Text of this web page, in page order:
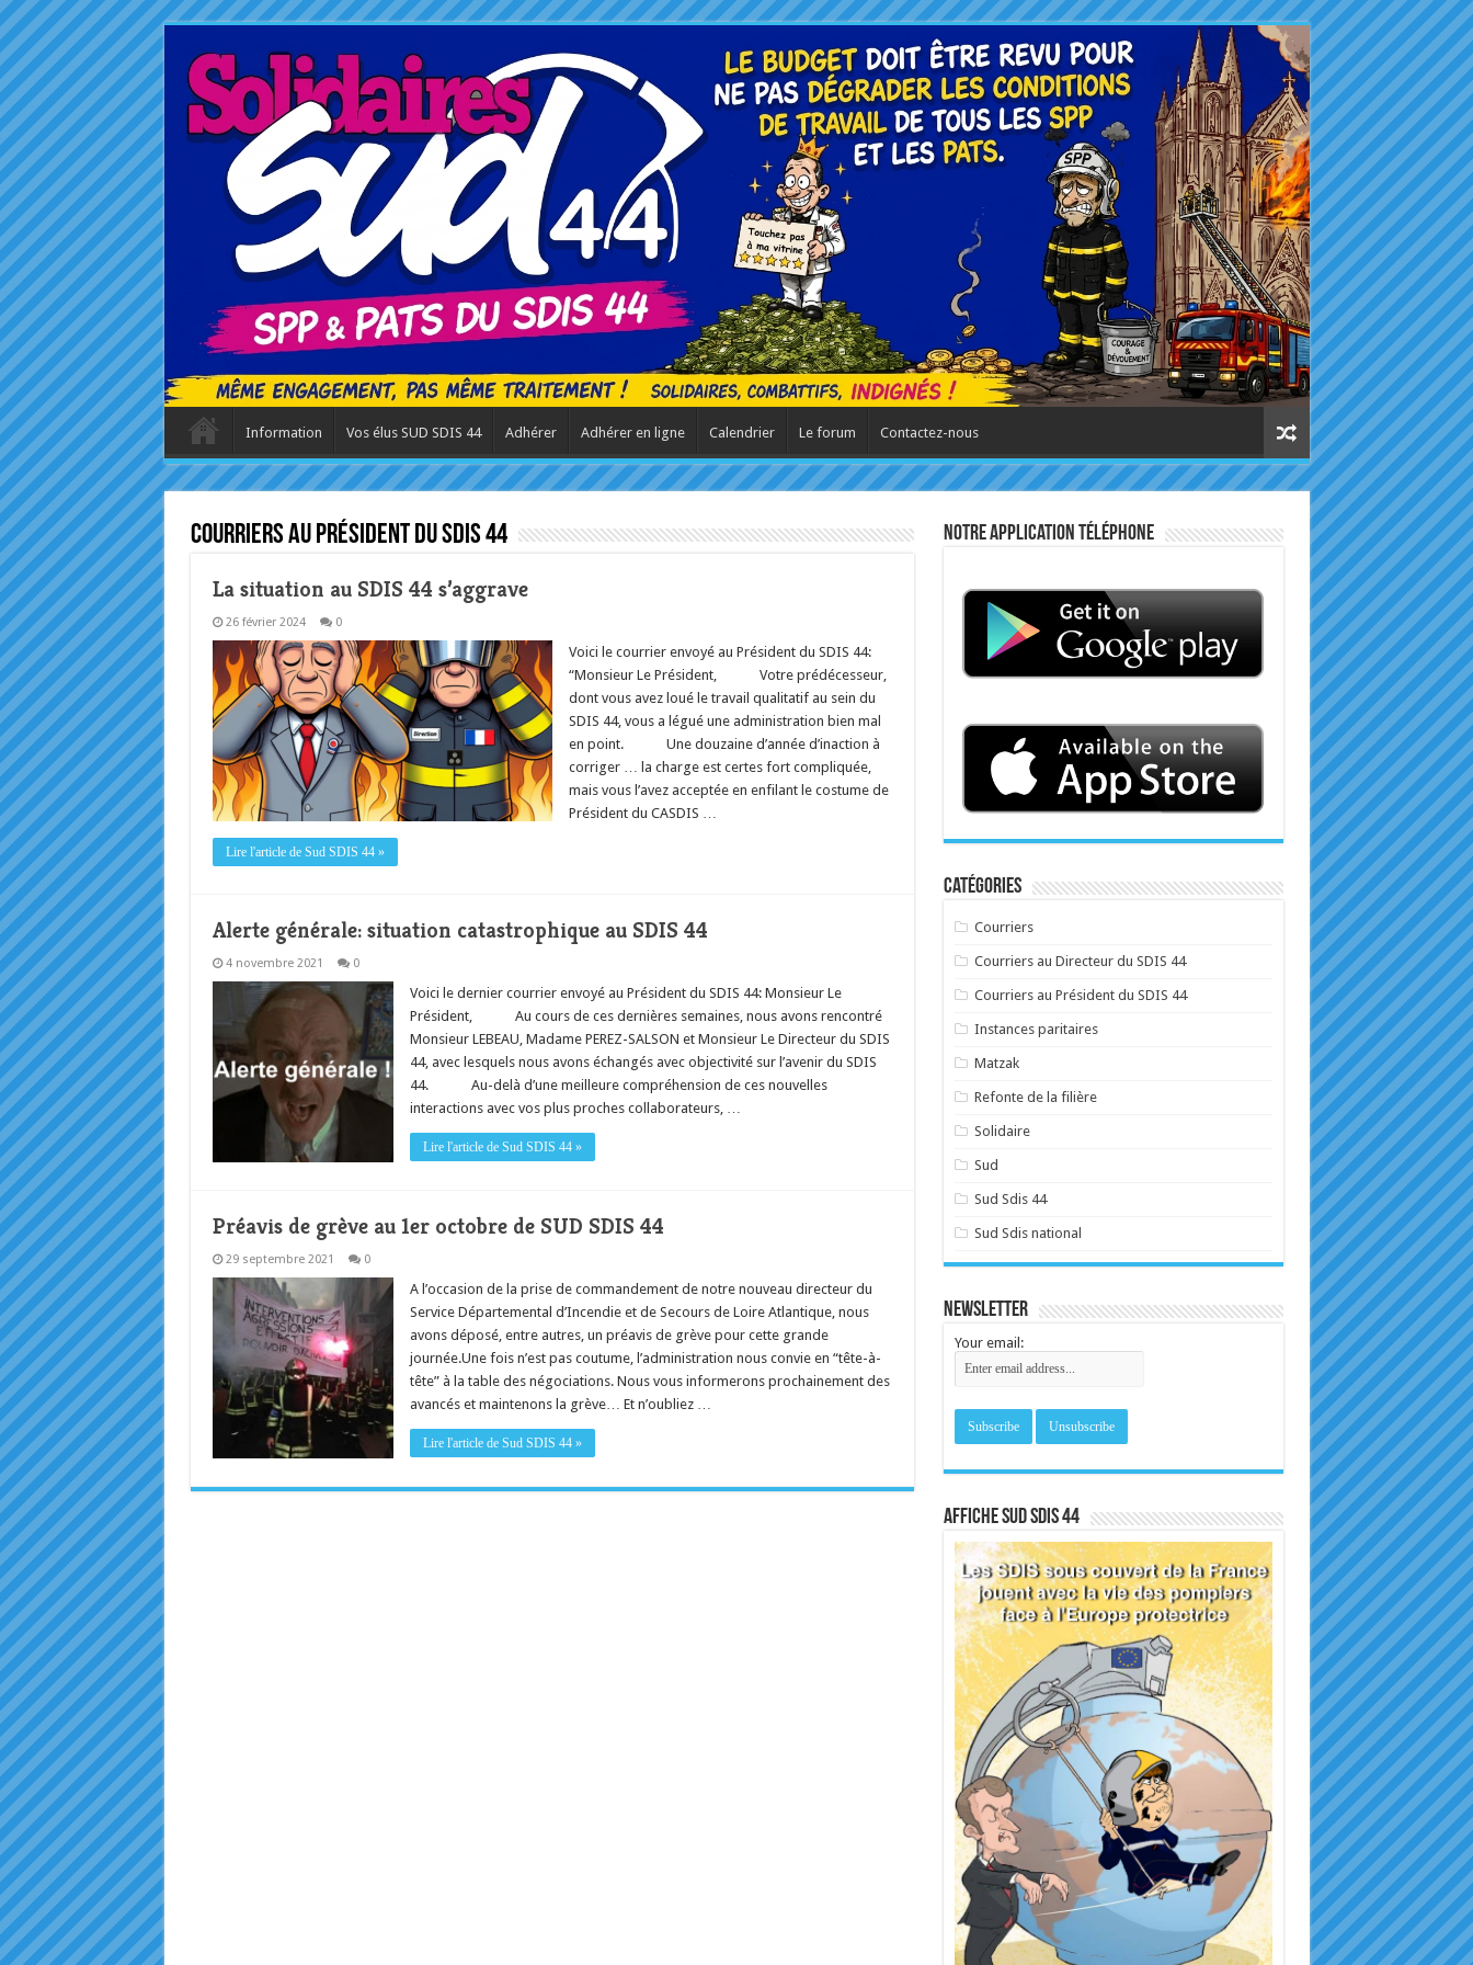
Information Vos élus SUD SDIS 44 Adhérer Adhérer en ligne Calendrier Le forum Contactez-nous
Courriers au Président du SDIS 44
La situation au SDIS 44 s’aggrave
26 février 2024 0
Voici le courrier envoyé au Président du SDIS 44:
“Monsieur Le Président, Votre prédécesseur,
dont vous avez loué le travail qualitatif au sein du
SDIS 44, vous a légué une administration bien mal
en point. Une douzaine d’année d’inaction à
corriger … la charge est certes fort compliquée,
mais vous l’avez acceptée en enfilant le costume de
Président du CASDIS …
Lire l'article de Sud SDIS 44 »
Alerte générale: situation catastrophique au SDIS 44
4 novembre 2021 0
Voici le dernier courrier envoyé au Président du SDIS 44: Monsieur Le
Président, Au cours de ces dernières semaines, nous avons rencontré
Monsieur LEBEAU, Madame PEREZ-SALSON et Monsieur Le Directeur du SDIS
44, avec lesquels nous avons échangés avec objectivité sur l’avenir du SDIS
44. Au-delà d’une meilleure compréhension de ces nouvelles
interactions avec vos plus proches collaborateurs, …
Lire l'article de Sud SDIS 44 »
Préavis de grève au 1er octobre de SUD SDIS 44
29 septembre 2021 0
A l’occasion de la prise de commandement de notre nouveau directeur du
Service Départemental d’Incendie et de Secours de Loire Atlantique, nous
avons déposé, entre autres, un préavis de grève pour cette grande
journée.Une fois n’est pas coutume, l’administration nous convie en “tête-à-
tête” à la table des négociations. Nous vous informerons prochainement des
avancés et maintenons la grève… Et n’oubliez …
Lire l'article de Sud SDIS 44 »
Notre application téléphone
Catégories
Courriers
Courriers au Directeur du SDIS 44
Courriers au Président du SDIS 44
Instances paritaires
Matzak
Refonte de la filière
Solidaire
Sud
Sud Sdis 44
Sud Sdis national
Newsletter
Your email:
Affiche sud SDIS 44